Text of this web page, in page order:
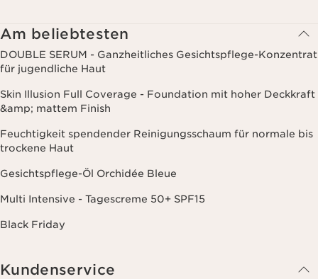
Websites Dritter, sowie für analytische Zwecke.
Am beliebtesten
DOUBLE SERUM - Ganzheitliches Gesichtspflege-Konzentrat
für jugendliche Haut
Skin Illusion Full Coverage - Foundation mit hoher Deckkraft
&amp; mattem Finish
Feuchtigkeit spendender Reinigungsschaum für normale bis
trockene Haut
Gesichtspflege-Öl Orchidée Bleue
Multi Intensive - Tagescreme 50+ SPF15
Black Friday
Kundenservice